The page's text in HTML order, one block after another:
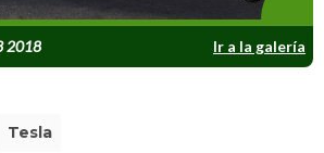
2018 Ir a la galería
Tesla